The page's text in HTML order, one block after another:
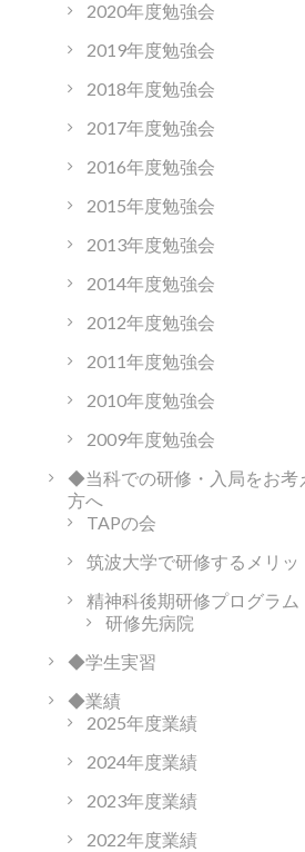
2020年度勉強会
2019年度勉強会
2018年度勉強会
2017年度勉強会
2016年度勉強会
2015年度勉強会
2013年度勉強会
2014年度勉強会
2012年度勉強会
2011年度勉強会
2010年度勉強会
2009年度勉強会
◆当科での研修・入局をお考
方へ
TAPの会
筑波大学で研修するメリッ
精神科後期研修プログラム
研修先病院
◆学生実習
◆業績
2025年度業績
2024年度業績
2023年度業績
2022年度業績